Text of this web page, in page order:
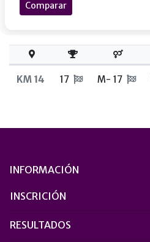
Comparar
KM 14 17 M- 17
INFORMACIÓN
INSCRICIÓN
RESULTADOS